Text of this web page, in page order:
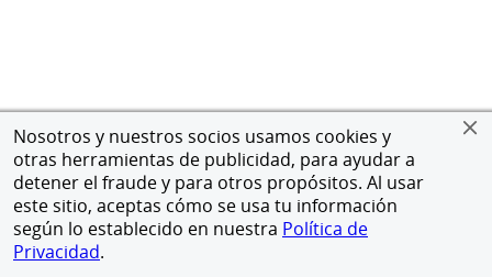
Nosotros y nuestros socios usamos cookies y
otras herramientas de publicidad, para ayudar a
detener el fraude y para otros propósitos. Al usar
este sitio, aceptas cómo se usa tu información
según lo establecido en nuestra Política de
Privacidad.